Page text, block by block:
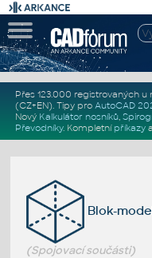
Přes 123.000 registrovaných u
(CZ+EN). Tipy pro AutoCAD
Nový Kalkulátor nosníků,
Převodníky. Kompletní příkazya
Blok-
(Spojovací součásti)